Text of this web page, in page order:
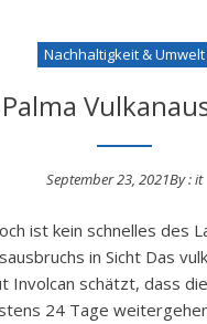
Nachhaltigkeit & Umwelt
Palma
September 23, 2021By :it
ist kein schnelles des
in Sicht Das
Involcan schätzt, dass
24 Tage